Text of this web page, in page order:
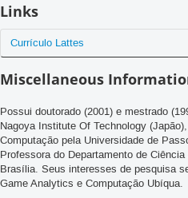
Links
Currículo Lattes
Miscellaneous
Possui doutorado (2001) e mestrado
Nagoya Institute Of Technology
Computação pela Universidade de
Professora do Departamento de
Brasília. Seus interesses de pesquisa
Game Analytics e Computação Ubíqua.